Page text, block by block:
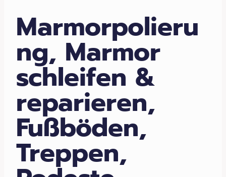
Marmorpolieru
ng, Marmor
schleifen &
reparieren,
Fußböden,
Treppen,